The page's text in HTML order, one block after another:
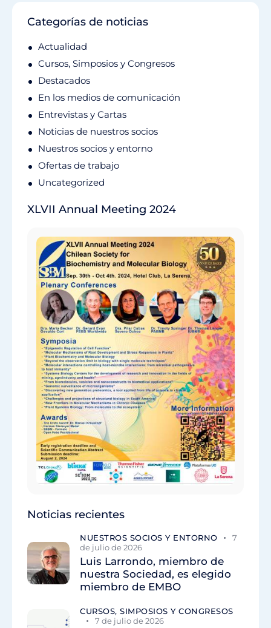
Categorías de noticias
Actualidad
Cursos, Simposios y Congresos
Destacados
En los medios de comunicación
Entrevistas y Cartas
Noticias de nuestros socios
Nuestros socios y entorno
Ofertas de trabajo
Uncategorized
XLVII Annual Meeting 2024
Noticias recientes
NUESTROS SOCIOS Y ENTORNO
7
de julio de 2026
Luis Larrondo, miembro de
nuestra Sociedad, es elegido
miembro de EMBO
CURSOS, SIMPOSIOS Y CONGRESOS
7 de julio de 2026